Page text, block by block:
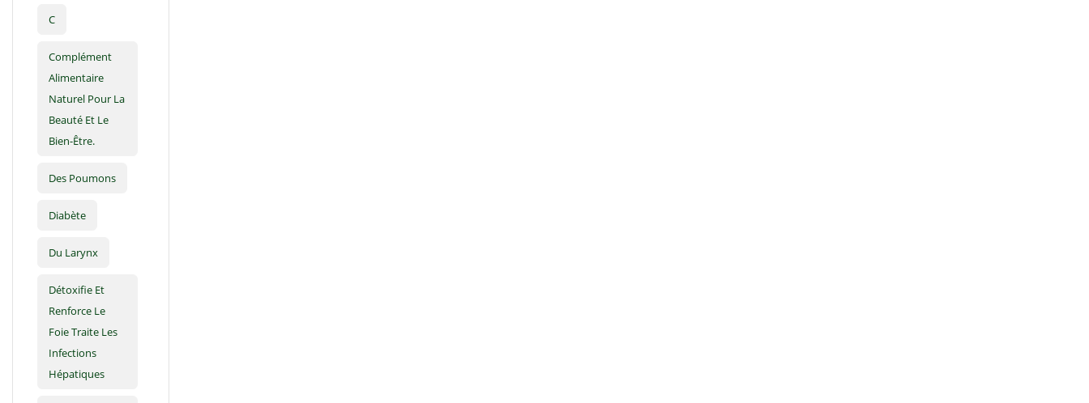
C
Complément
Alimentaire
Naturel Pour La
Beauté Et Le
Bien-Être.
Des Poumons
Diabète
Du Larynx
Détoxifie Et
Renforce Le
Foie Traite Les
Infections
Hépatiques